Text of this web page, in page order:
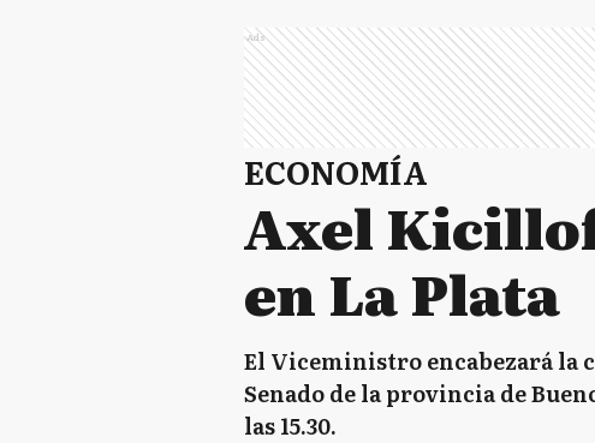
Ads
ECONOMÍA
Axel
en La Plata
El Viceministro encabezará la
Senado de la provincia de
las 15.30.